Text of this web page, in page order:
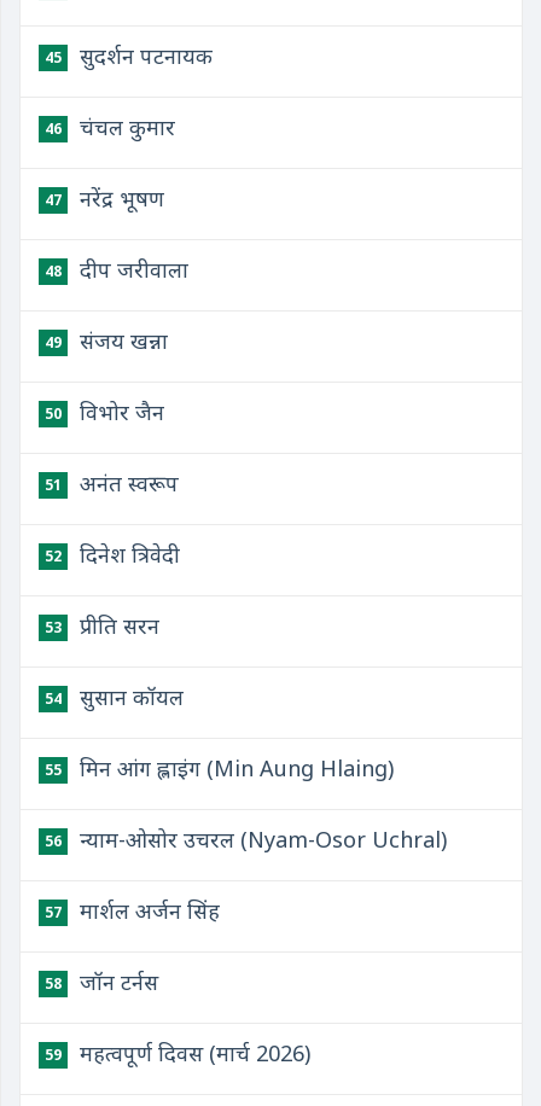
45 सुदर्शन पटनायक
46 चंचल कुमार
47 नरेंद्र भूषण
48 दीप जरीवाला
49 संजय खन्ना
50 विभोर जैन
51 अनंत स्वरूप
52 दिनेश त्रिवेदी
53 प्रीति सरन
54 सुसान कॉयल
55 मिन आंग ह्लाइंग (Min Aung Hlaing)
56 न्याम-ओसोर उचरल (Nyam-Osor Uchral)
57 मार्शल अर्जन सिंह
58 जॉन टर्नस
59 महत्वपूर्ण दिवस (मार्च 2026)